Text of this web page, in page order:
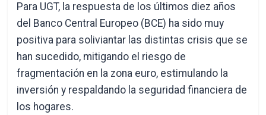
Para UGT, la respuesta de los últimos diez años
del Banco Central Europeo (BCE) ha sido muy
positiva para soliviantar las distintas crisis que se
han sucedido, mitigando el riesgo de
fragmentación en la zona euro, estimulando la
inversión y respaldando la seguridad financiera de
los hogares.